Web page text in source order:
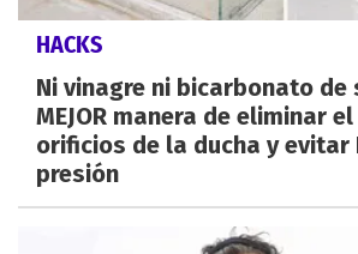
HACKS
Ni vinagre ni bicarbonato de
MEJOR manera de eliminar
orificios de la ducha y evitar
presión